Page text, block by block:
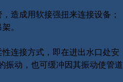
成用软接强扭来连接设备；
。
连接方式，即在进出水口处安
振动，也可缓冲因其振动使管道